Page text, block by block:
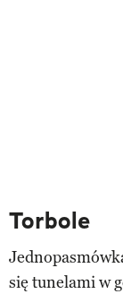
Torbole
się tunelami w